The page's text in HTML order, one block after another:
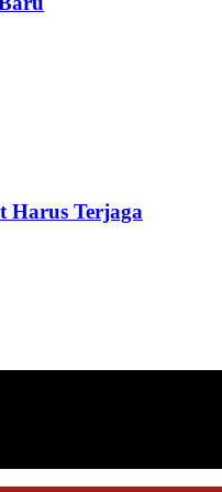
Harus Terjaga